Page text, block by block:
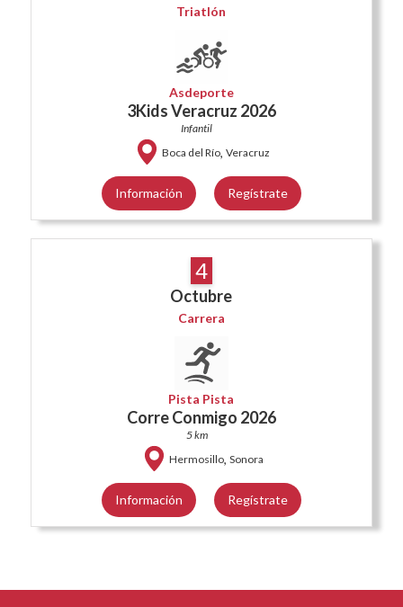
Triatlón
Asdeporte
3Kids Veracruz 2026
Infantil
Boca del Río, Veracruz
Información Regístrate
4
Octubre
Carrera
Pista Pista
Corre Conmigo 2026
5 km
Hermosillo, Sonora
Información Regístrate